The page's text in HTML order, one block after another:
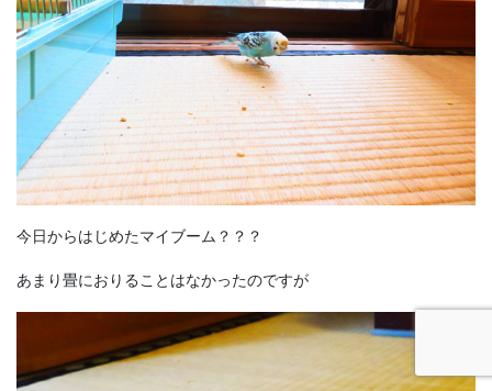
今日からはじめたマイブーム？？？
あまり畳におりることはなかったのですが